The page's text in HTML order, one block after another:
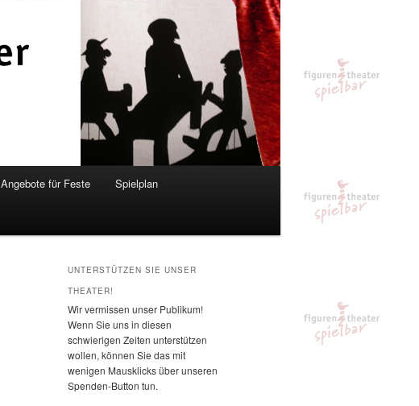
Angebote für Feste Spielplan
UNTERSTÜTZEN SIE UNSER
THEATER!
Wir vermissen unser Publikum!
Wenn Sie uns in diesen
schwierigen Zeiten unterstützen
wollen, können Sie das mit
wenigen Mausklicks über unseren
Spenden-Button tun.